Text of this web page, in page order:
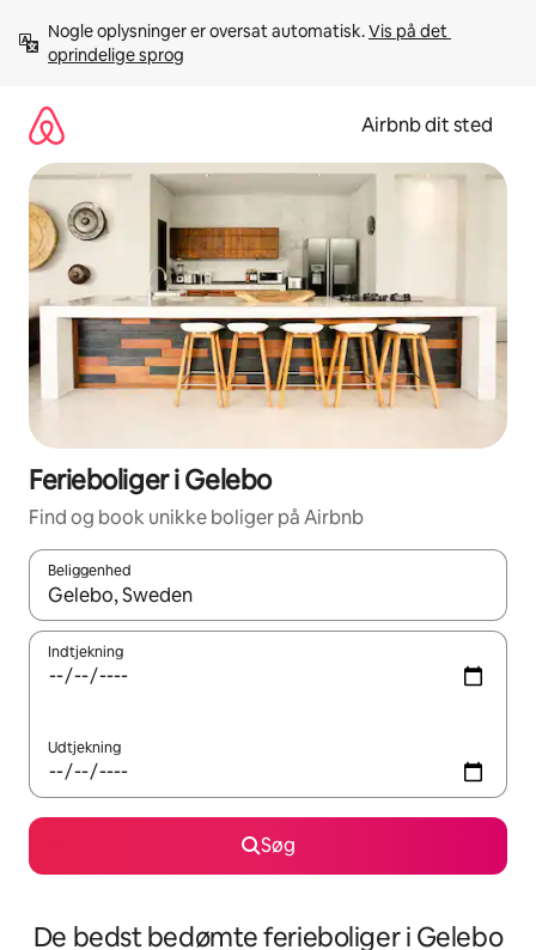
videre
Nogle oplysninger er oversat automatisk. Vis på det
oprindelige sprog
Airbnb dit sted
Ferieboliger i Gelebo
Find og book unikke boliger på Airbnb
Beliggenhed
Når resultaterne er tilgængelige, skal du navigere med
Indtjekning
Udtjekning
Søg
De bedst bedømte ferieboliger i Gelebo